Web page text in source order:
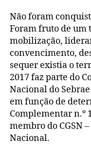
Não foram
Foram fruto de um
mobilização,
convencimento,
sequer existia o
2017 faz parte do
Nacional do
em função de
Complementar n.º
membro do CGSN
Nacional.